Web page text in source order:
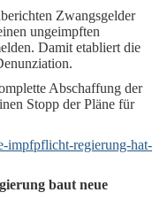
Zwangsgelder
ungeimpften
Damit etabliert die
Abschaffung der
Stopp der Pläne für
impfpflicht-regierung-hat-
baut neue